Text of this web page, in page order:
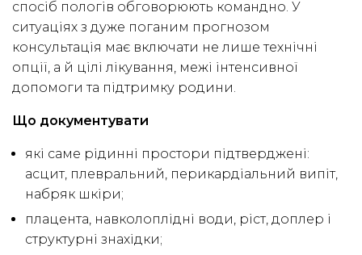
спосіб пологів обговорюють командно. У
ситуаціях з дуже поганим прогнозом
консультація має включати не лише технічні
опції, а й цілі лікування, межі інтенсивної
допомоги та підтримку родини.
Що документувати
які саме рідинні простори підтверджені:
асцит, плевральний, перикардіальний випіт,
набряк шкіри;
плацента, навколоплідні води, ріст, доплер і
структурні знахідки;